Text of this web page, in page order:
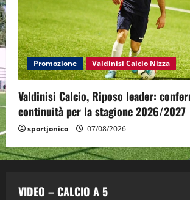
Promozione Valdinisi Calcio Nizza
Valdinisi Calcio, Riposo leader:
continuità per la stagione 2026/2027
sportjonico 07/08/2026
VIDEO – CALCIO A 5